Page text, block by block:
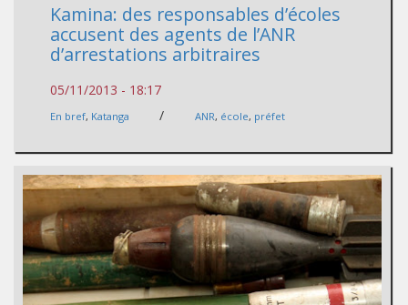
Kamina: des responsables d’écoles
accusent des agents de l’ANR
d’arrestations arbitraires
05/11/2013 - 18:17
En bref, Katanga / ANR, école, préfet